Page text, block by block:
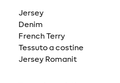
Jersey
Denim
French Terry
Tessuto a costine
Jersey Romanit